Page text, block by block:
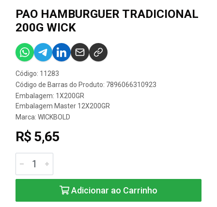
PAO HAMBURGUER TRADICIONAL
200G WICK
Código: 11283
Código de Barras do Produto: 7896066310923
Embalagem: 1X200GR
Embalagem Master 12X200GR
Marca: WICKBOLD
R$ 5,65
Adicionar ao Carrinho